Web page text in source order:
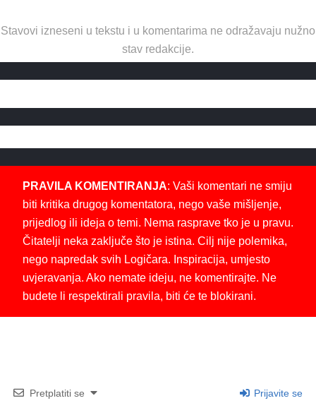
Stavovi izneseni u tekstu i u komentarima ne odražavaju nužno
stav redakcije.
PRAVILA KOMENTIRANJA: Vaši komentari ne smiju
biti kritika drugog komentatora, nego vaše mišljenje,
prijedlog ili ideja o temi. Nema rasprave tko je u pravu.
Čitatelji neka zaključe što je istina. Cilj nije polemika,
nego napredak svih Logičara. Inspiracija, umjesto
uvjeravanja. Ako nemate ideju, ne komentirajte. Ne
budete li respektirali pravila, biti će te blokirani.
Pretplatiti se Prijavite se